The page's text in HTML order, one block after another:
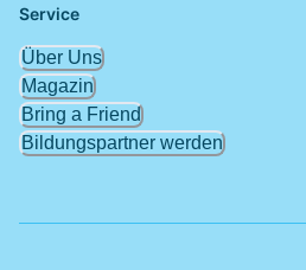
Service
Über Uns
Magazin
Bring a Friend
Bildungspartner werden